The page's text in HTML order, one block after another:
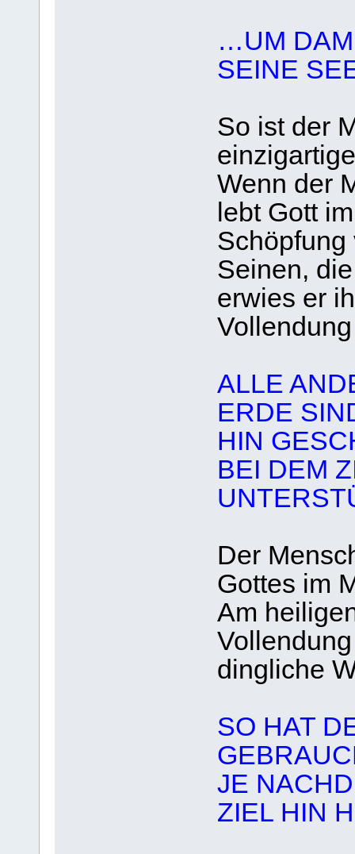
…UM
SEINE
So ist der
Wenn der
lebt Gott
Schöpfung
Seinen,
erwies er
ALLE
ERDE
HIN
BEI DEM
Der
Gottes im
Am
dingliche
SO HAT
JE
ZIEL HIN